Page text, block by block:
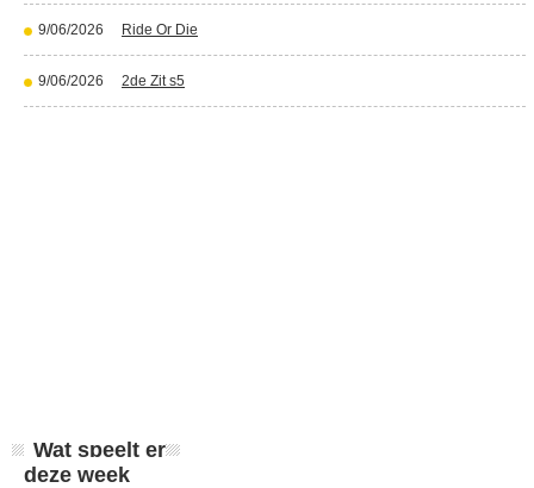
9/06/2026 Ride Or Die
9/06/2026 2de Zit s5
Wat speelt er
deze week